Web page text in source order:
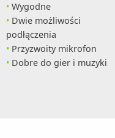
Wygodne
Dwie możliwości
podłączenia
Przyzwoity mikrofon
Dobre do gier i muzyki